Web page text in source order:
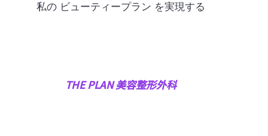
私の ビューティープラン を実現する
THE PLAN 美容整形外科